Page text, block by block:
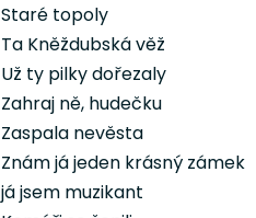
Staré topoly
Ta Kněždubská věž
Už ty pilky dořezaly
Zahraj ně, hudečku
Zaspala nevěsta
Znám já jeden krásný zámek
já jsem muzikant